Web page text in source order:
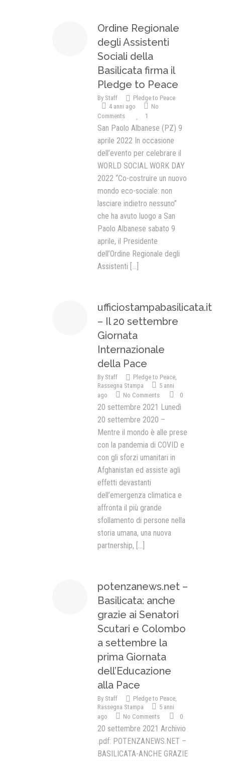
Rassegna sul Pledge to Peace
Giornata Internazionale ONU
PROGRAMMA DI EDUCAZIONE
ALLA PACE
IN CLASSE PER LA PACE
MEDICINA PER LA PACE
MEDIA FOR PEACE
ATTIVITÀ IN CANTIERE
Ordine Regionale
degli Assistenti
Sociali della
Basilicata firma il
Pledge to Peace
By Staff
Pledge to Peace
4 anni ago
No
Comments
1
San Paolo Albanese (PZ) 9
aprile 2022 In occasione
dell’evento per celebrare il
WORLD SOCIAL WORK DAY
2022 “Co-costruire un nuovo
mondo eco-sociale: non
lasciare indietro nessuno”
che ha avuto luogo a San
Paolo Albanese sabato 9
aprile, il Presidente
dell’Ordine Regionale degli
Assistenti [...]
ufficiostampabasilicata.it
– Il 20 settembre
Giornata
Internazionale
della Pace
By Staff Pledge to Peace,
Rassegna Stampa
5 anni
ago
No Comments 0
20 settembre 2021 Lunedì
20 settembre 2020 –
Mentre il mondo è alle prese
con la pandemia di COVID e
con gli sforzi umanitari in
Afghanistan ed assiste agli
effetti devastanti
dell’emergenza climatica e
affronta il più grande
sfollamento di persone nella
storia umana, una nuova
partnership, [...]
potenzanews.net –
Basilicata: anche
grazie ai Senatori
Scutari e Colombo
a settembre la
prima Giornata
dell’Educazione
alla Pace
By Staff Pledge to Peace,
Rassegna Stampa
5 anni
ago
No Comments 0
20 settembre 2021 Archivio
.pdf: POTENZANEWS.NET –
BASILICATA-ANCHE GRAZIE